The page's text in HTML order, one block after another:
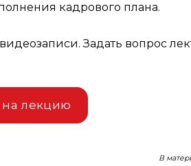
кадрового плана.
Задать вопрос
лекцию
В